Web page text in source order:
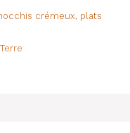
crémeux, plats